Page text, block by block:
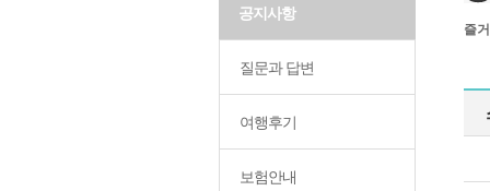
공지사항
질문과 답변
여행후기
보험안내
즐